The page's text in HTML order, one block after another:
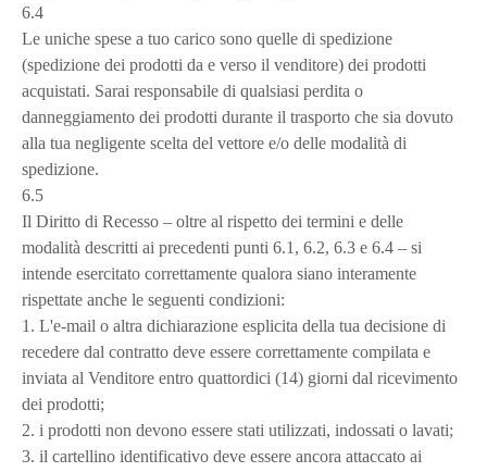
6.4
Le uniche spese a tuo carico sono quelle di spedizione
(spedizione dei prodotti da e verso il venditore) dei prodotti
acquistati. Sarai responsabile di qualsiasi perdita o
danneggiamento dei prodotti durante il trasporto che sia dovuto
alla tua negligente scelta del vettore e/o delle modalità di
spedizione.
6.5
Il Diritto di Recesso – oltre al rispetto dei termini e delle
modalità descritti ai precedenti punti 6.1, 6.2, 6.3 e 6.4 – si
intende esercitato correttamente qualora siano interamente
rispettate anche le seguenti condizioni:
1. L'e-mail o altra dichiarazione esplicita della tua decisione di
recedere dal contratto deve essere correttamente compilata e
inviata al Venditore entro quattordici (14) giorni dal ricevimento
dei prodotti;
2. i prodotti non devono essere stati utilizzati, indossati o lavati;
3. il cartellino identificativo deve essere ancora attaccato ai